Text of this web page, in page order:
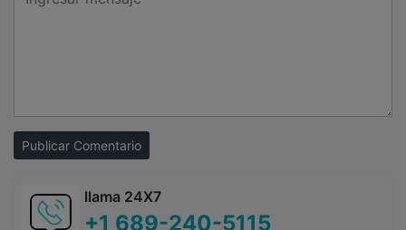
Publicar Comentario
llama 24X7
+1 689-240-5115